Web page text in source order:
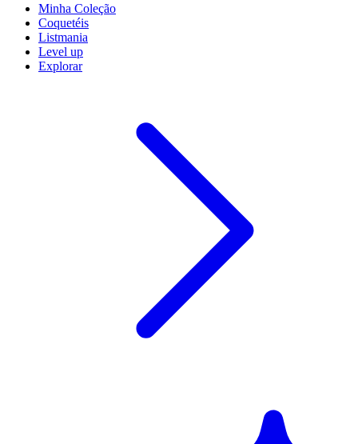
Minha Coleção
Coquetéis
Listmania
Level up
Explorar